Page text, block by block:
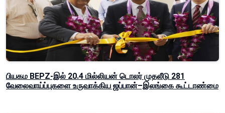
பியகம BEPZ-இல் 20.4 மில்லியன் டொலர் முதலீடு 281
வேலைவாய்ப்புகளை உருவாக்கிய ஜப்பான்–இலங்கை கூட்டாண்மை